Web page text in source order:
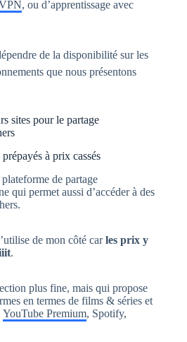
, ou d’apprentissage avec
de la disponibilité sur les
que nous présentons
sites pour le partage
à prix cassés
de partage
qui permet aussi d’accéder à des
de mon côté carles prix y
.
plus fine, mais qui propose
en termes de films & séries et
YouTube Premium, Spotify,